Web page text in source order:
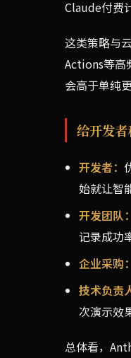
Claude付费
这类策略与
Actions等高
会高于单纯
给开发
开发者：
始就让智
开发团队：
记录成功
企业采购：
技术负责
次演示效
总体看，